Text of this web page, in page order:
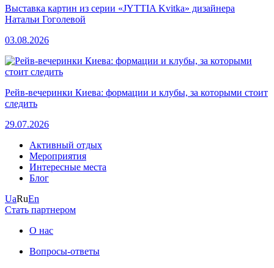
Выставка картин из серии «JYTTIA Kvitka» дизайнера
Натальи Гоголевой
03.08.2026
Рейв-вечеринки Киева: формации и клубы, за которыми стоит
следить
29.07.2026
Активный отдых
Мероприятия
Интересные места
Блог
UaRuEn
Стать партнером
О нас
Вопросы-ответы